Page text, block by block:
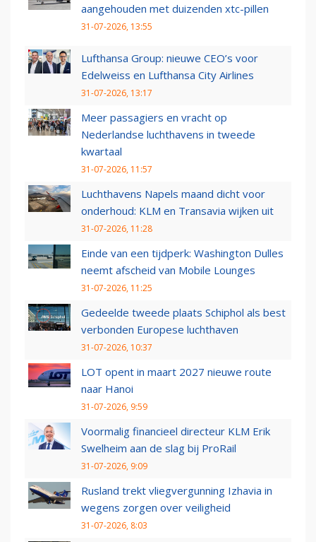
aangehouden met duizenden xtc-pillen
31-07-2026, 13:55
Lufthansa Group: nieuwe CEO’s voor
Edelweiss en Lufthansa City Airlines
31-07-2026, 13:17
Meer passagiers en vracht op
Nederlandse luchthavens in tweede
kwartaal
31-07-2026, 11:57
Luchthavens Napels maand dicht voor
onderhoud: KLM en Transavia wijken uit
31-07-2026, 11:28
Einde van een tijdperk: Washington Dulles
neemt afscheid van Mobile Lounges
31-07-2026, 11:25
Gedeelde tweede plaats Schiphol als best
verbonden Europese luchthaven
31-07-2026, 10:37
LOT opent in maart 2027 nieuwe route
naar Hanoi
31-07-2026, 9:59
Voormalig financieel directeur KLM Erik
Swelheim aan de slag bij ProRail
31-07-2026, 9:09
Rusland trekt vliegvergunning Izhavia in
wegens zorgen over veiligheid
31-07-2026, 8:03